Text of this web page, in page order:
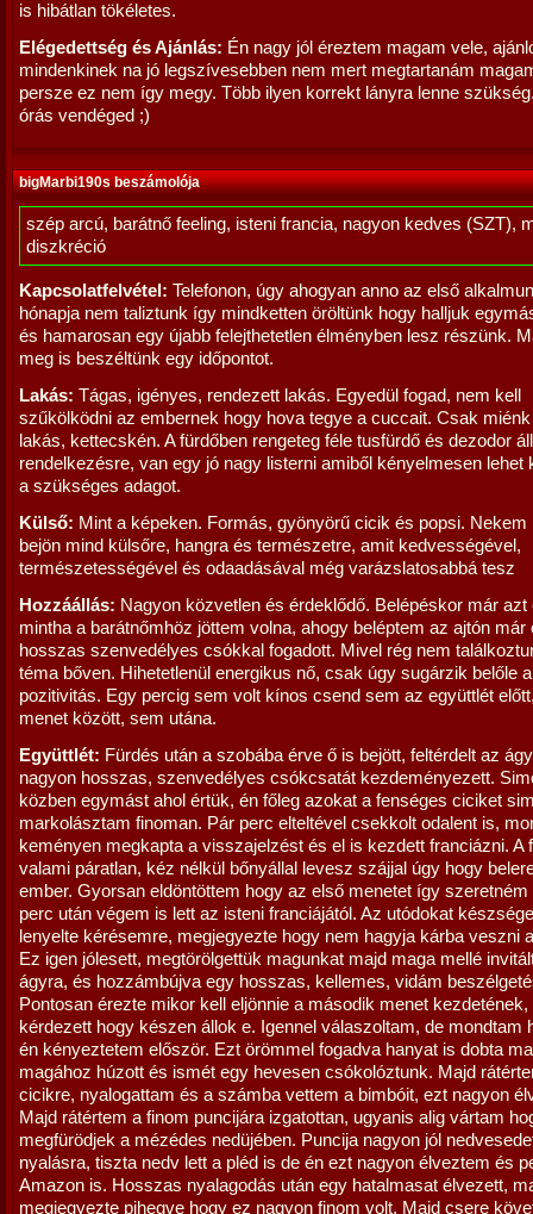
is hibátlan tökéletes.
Elégedettség és Ajánlás: Én nagy jól éreztem magam vele,
mindenkinek na jó legszívesebben nem mert megtartanám
persze ez nem így megy. Több ilyen korrekt lányra lenne
órás vendéged ;)
bigMarbi190s beszámolója
szép arcú, barátnő feeling, isteni francia, nagyon kedves (SZT),
diszkréció
Kapcsolatfelvétel: Telefonon, úgy ahogyan anno az első
hónapja nem taliztunk így mindketten öröltünk hogy halljuk
és hamarosan egy újabb felejthetetlen élményben lesz részünk.
meg is beszéltünk egy időpontot.
Lakás: Tágas, igényes, rendezett lakás. Egyedül fogad, nem kell
szűkölködni az embernek hogy hova tegye a cuccait. Csak
lakás, kettecskén. A fürdőben rengeteg féle tusfürdő és dezodor áll
rendelkezésre, van egy jó nagy listerni amiből kényelmesen lehet
a szükséges adagot.
Külső: Mint a képeken. Formás, gyönyörű cicik és popsi. Nekem
bejön mind külsőre, hangra és természetre, amit kedvességével,
természetességével és odaadásával még varázslatosabbá tesz
Hozzáállás: Nagyon közvetlen és érdeklődő. Belépéskor már azt
mintha a barátnőmhöz jöttem volna, ahogy beléptem az ajtón már
hosszas szenvedélyes csókkal fogadott. Mivel rég nem
téma bőven. Hihetetlenül energikus nő, csak úgy sugárzik belőle a
pozitivitás. Egy percig sem volt kínos csend sem az együttlét
menet között, sem utána.
Együttlét: Fürdés után a szobába érve ő is bejött, feltérdelt az
nagyon hosszas, szenvedélyes csókcsatát kezdeményezett.
közben egymást ahol értük, én főleg azokat a fenséges ciciket
markolásztam finoman. Pár perc elteltével csekkolt odalent is,
keményen megkapta a visszajelzést és el is kezdett franciázni. A
valami páratlan, kéz nélkül bőnyállal levesz szájjal úgy hogy
ember. Gyorsan eldöntöttem hogy az első menetet így szeretném
perc után végem is lett az isteni franciájától. Az utódokat
lenyelte kérésemre, megjegyezte hogy nem hagyja kárba veszni
Ez igen jólesett, megtörölgettük magunkat majd maga mellé
ágyra, és hozzámbújva egy hosszas, kellemes, vidám
Pontosan érezte mikor kell eljönnie a második menet
kérdezett hogy készen állok e. Igennel válaszoltam, de mondtam
én kényeztetem először. Ezt örömmel fogadva hanyat is dobta
magához húzott és ismét egy hevesen csókolóztunk. Majd
cicikre, nyalogattam és a számba vettem a bimbóit, ezt nagyon
Majd rátértem a finom puncijára izgatottan, ugyanis alig vártam
megfürödjek a mézédes nedüjében. Puncija nagyon jól
nyalásra, tiszta nedv lett a pléd is de én ezt nagyon élveztem és
Amazon is. Hosszas nyalagodás után egy hatalmasat élvezett,
megjegyezte pihegve hogy ez nagyon finom volt. Majd csere